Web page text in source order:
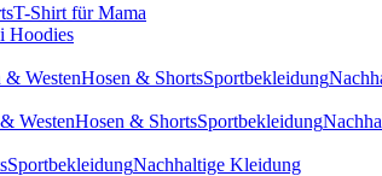
T-Shirt für Mama
Hoodies
& WestenHosen & ShortsSportbekleidung
WestenHosen & ShortsSportbekleidung
SportbekleidungNachhaltige Kleidung